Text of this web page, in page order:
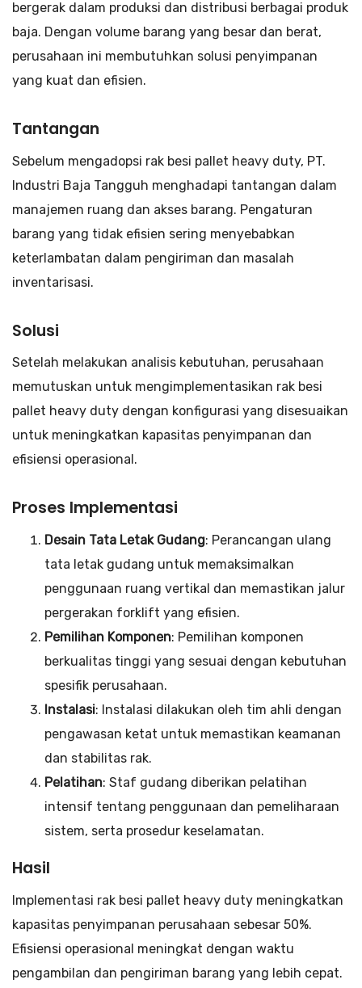
bergerak dalam produksi dan distribusi berbagai produk
baja. Dengan volume barang yang besar dan berat,
perusahaan ini membutuhkan solusi penyimpanan
yang kuat dan efisien.
Tantangan
Sebelum mengadopsi rak besi pallet heavy duty, PT.
Industri Baja Tangguh menghadapi tantangan dalam
manajemen ruang dan akses barang. Pengaturan
barang yang tidak efisien sering menyebabkan
keterlambatan dalam pengiriman dan masalah
inventarisasi.
Solusi
Setelah melakukan analisis kebutuhan, perusahaan
memutuskan untuk mengimplementasikan rak besi
pallet heavy duty dengan konfigurasi yang disesuaikan
untuk meningkatkan kapasitas penyimpanan dan
efisiensi operasional.
Proses Implementasi
Desain Tata Letak Gudang: Perancangan ulang
tata letak gudang untuk memaksimalkan
penggunaan ruang vertikal dan memastikan jalur
pergerakan forklift yang efisien.
Pemilihan Komponen: Pemilihan komponen
berkualitas tinggi yang sesuai dengan kebutuhan
spesifik perusahaan.
Instalasi: Instalasi dilakukan oleh tim ahli dengan
pengawasan ketat untuk memastikan keamanan
dan stabilitas rak.
Pelatihan: Staf gudang diberikan pelatihan
intensif tentang penggunaan dan pemeliharaan
sistem, serta prosedur keselamatan.
Hasil
Implementasi rak besi pallet heavy duty meningkatkan
kapasitas penyimpanan perusahaan sebesar 50%.
Efisiensi operasional meningkat dengan waktu
pengambilan dan pengiriman barang yang lebih cepat.